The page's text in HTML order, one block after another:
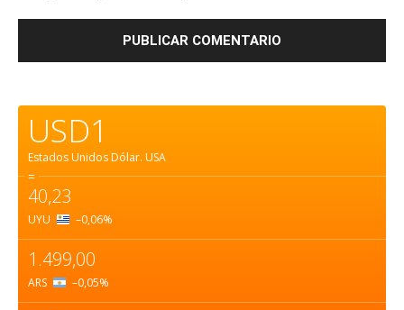
USD1
Estados Unidos Dólar. USA
=
40,23
UYU –0,06%
1.499,00
ARS –0,05%